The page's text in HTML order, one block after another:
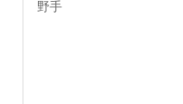
野手